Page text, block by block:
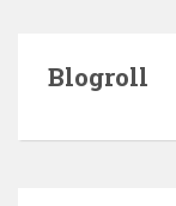
Blogroll